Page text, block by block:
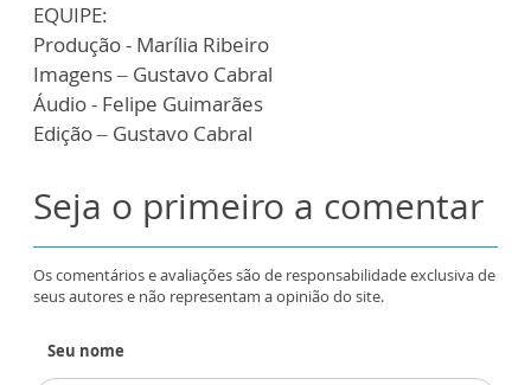
EQUIPE:
Produção - Marília Ribeiro
Imagens – Gustavo Cabral
Áudio - Felipe Guimarães
Edição – Gustavo Cabral
Seja o primeiro a comentar
Os comentários e avaliações são de responsabilidade exclusiva de
seus autores e não representam a opinião do site.
Seu nome